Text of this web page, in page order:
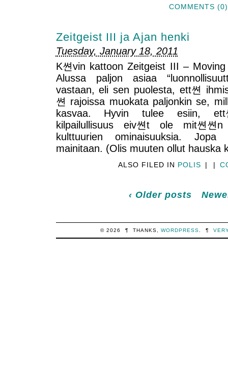
COMMENTS (0)
Zeitgeist III ja Ajan henki
Tuesday, January 18, 2011
K쎤vin kattoon Zeitgeist III –
Alussa paljon asiaa
vastaan, eli sen puolesta, ett쎤
쎤 rajoissa muokata paljonkin se,
kasvaa. Hyvin tulee esiin, ett
kilpailullisuus eiv쎤t ole mit쎤쎤n
kulttuurien ominaisuuksia. Jopa
mainitaan. (Olis muuten ollut hauska
ALSO FILED IN POLIS | |
‹ Older posts
© 2026 ¶ THANKS, WORDPRESS ¶